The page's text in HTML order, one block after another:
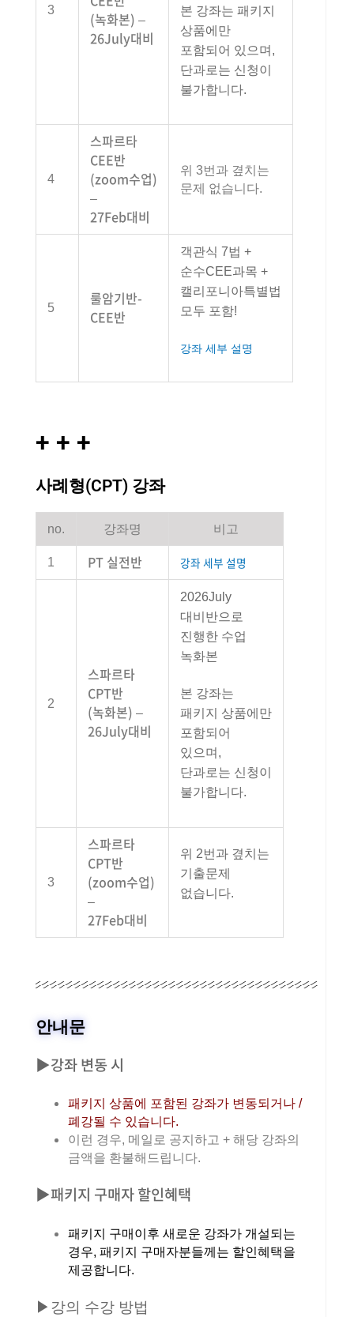
3
(녹화본) –
26July대비
본 강좌는 패키지
상품에만
포함되어 있으며,
단과로는 신청이
불가합니다.
4
스파르타
CEE반
(zoom수업)
–
27Feb대비
위 3번과 곂치는
문제 없습니다.
5
룰암기반-
CEE반
객관식 7법 +
순수CEE과목 +
캘리포니아특별법
모두 포함!
강좌 세부 설명
+ + +
사례형(CPT) 강좌
no. 강좌명 비고
1 PT 실전반 강좌 세부 설명
2
스파르타
CPT반
(녹화본) –
26July대비
2026July
대비반으로
진행한 수업
녹화본
본 강좌는
패키지 상품에만
포함되어
있으며,
단과로는 신청이
불가합니다.
3
스파르타
CPT반
(zoom수업)
–
27Feb대비
위 2번과 곂치는
기출문제
없습니다.
안내문
▶강좌 변동 시
패키지 상품에 포함된 강좌가 변동되거나 /
폐강될 수 있습니다.
이런 경우, 메일로 공지하고 + 해당 강좌의
금액을 환불해드립니다.
▶패키지 구매자 할인혜택
패키지 구매이후 새로운 강좌가 개설되는
경우, 패키지 구매자분들께는 할인혜택을
제공합니다.
▶강의 수강 방법